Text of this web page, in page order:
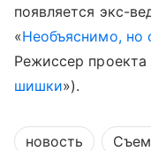
появляется экс-
«Необъяснимо, но
Режиссер
шишки»).
новость